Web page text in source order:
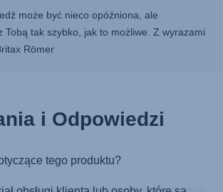
może być nieco opóźniona, ale
Tobą tak szybko, jak to możliwe. Z wyrazami
Römer
i Odpowiedzi